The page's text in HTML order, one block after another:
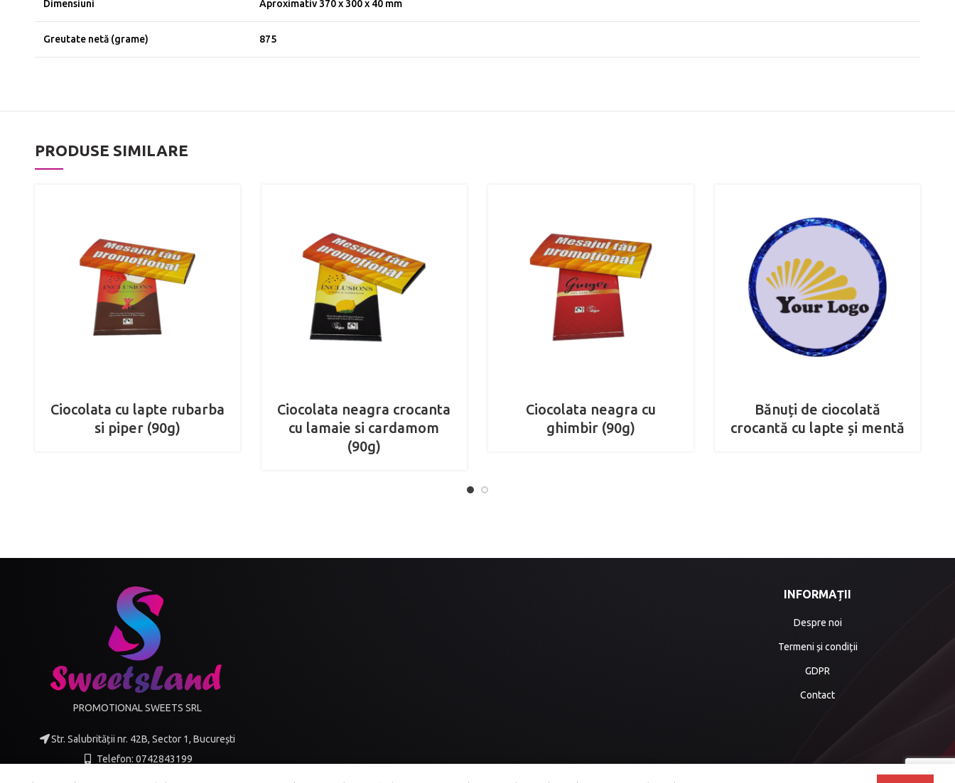
Dimensiuni Aproximativ 370 x 300 x 40 mm
Greutate netă (grame) 875
PRODUSE SIMILARE
Ciocolata cu lapte rubarba
si piper (90g)
Ciocolata neagra crocanta
cu lamaie si cardamom
(90g)
Ciocolata neagra cu
ghimbir (90g)
Bănuți de ciocolată
crocantă cu lapte și mentă
PROMOTIONAL SWEETS SRL
Str. Salubrității nr. 42B, Sector 1, București
Telefon: 0742843199
INFORMAȚII
Despre noi
Termeni și condiții
GDPR
Contact